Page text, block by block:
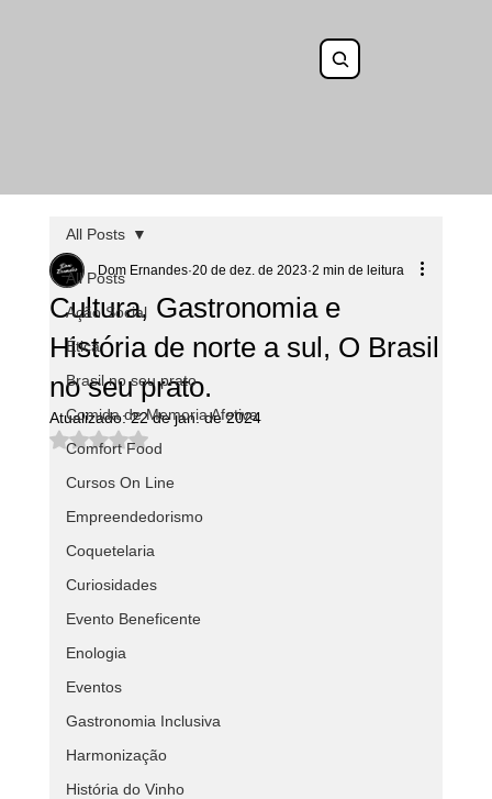
All Posts
Ação Social
Ética
Brasil no seu prato
Comida de Memoria Afetiva
Comfort Food
Cursos On Line
Empreendedorismo
Coquetelaria
Curiosidades
Evento Beneficente
Enologia
Eventos
Gastronomia Inclusiva
Harmonização
História do Vinho
All Posts
Cultura, Gastronomia e
História de norte a sul, O Brasil
no seu prato.
Dom Ernandes 20 de dez. de 2023 2 min de leitura
Atualizado:22 de jan. de 2024
Avaliado com NaN de 5 estrelas.